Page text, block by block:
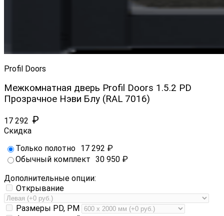
Profil Doors
Межкомнатная дверь Profil Doors 1.5.2 PD
Прозрачное Нэви Блу (RAL 7016)
17 292 ₽
Скидка
Только полотно 17 292 ₽
Обычный комплект 30 950 ₽
Дополнительные опции:
Открывание
Размеры PD, PM